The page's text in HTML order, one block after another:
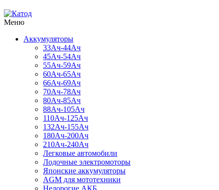
Меню
Аккумуляторы
33Ач-44Ач
45Ач-54Ач
55Ач-59Ач
60Ач-65Ач
66Ач-69Ач
70Ач-78Ач
80Ач-85Ач
88Ач-105Ач
110Ач-125Ач
132Ач-155Ач
180Ач-200Ач
210Ач-240Ач
Легковые автомобили
Лодочные электромоторы
Японские аккумуляторы
AGM для мототехники
Недорогие АКБ